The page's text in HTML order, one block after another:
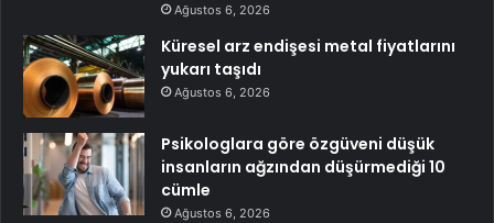
Ağustos 6, 2026
Küresel arz endişesi metal fiyatlarını
yukarı taşıdı
Ağustos 6, 2026
Psikologlara göre özgüveni düşük
insanların ağzından düşürmediği 10
cümle
Ağustos 6, 2026